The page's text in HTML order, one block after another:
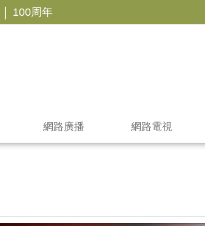
| 100周年
網路廣播 網路電視